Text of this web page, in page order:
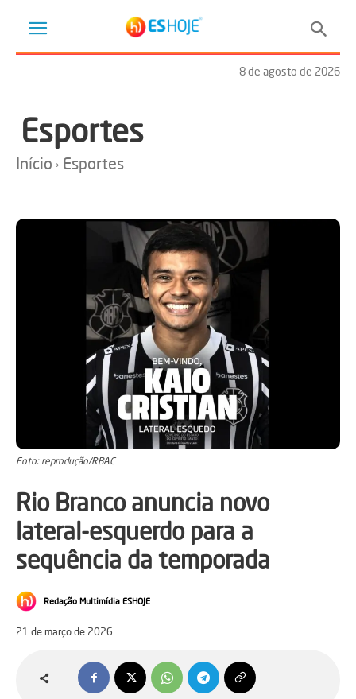
8 de agosto de 2026
Esportes
Início Esportes
Foto: reprodução/RBAC
Rio Branco anuncia novo
lateral-esquerdo para a
sequência da temporada
Redação Multimídia ESHOJE
21 de março de 2026